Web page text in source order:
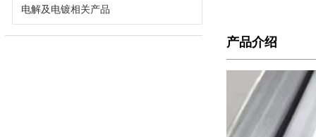
电解及电镀相关产品
产品介绍